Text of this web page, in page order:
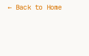
← Back to Home